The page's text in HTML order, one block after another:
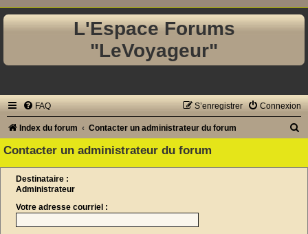
L'Espace Forums
"LeVoyageur"
FAQ Connexion
S’enregistrer
Index du forum Contacter un administrateur du forum
Contacter un administrateur du forum
Destinataire :
Administrateur
Votre adresse courriel :